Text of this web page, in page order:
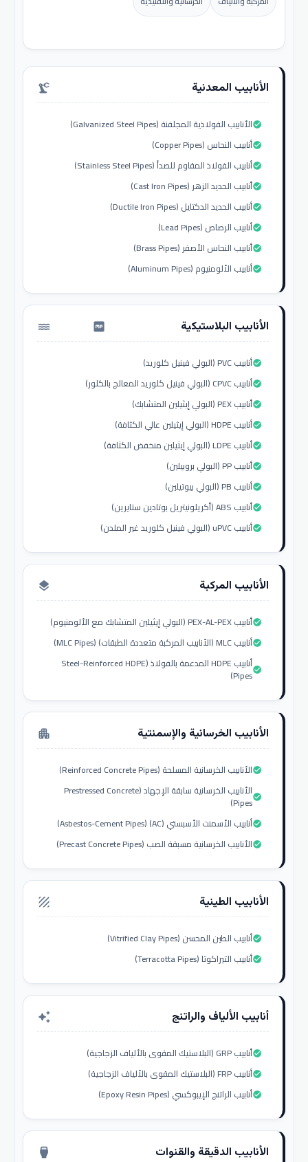
الأنابيب المعدنية precision_manufacturing
الأنابيب الفولاذية المجلفنة (Galvanized Steel Pipes)check_circle
أنابيب النحاس (Copper Pipes)check_circle
أنابيب الفولاذ المقاوم للصدأ (Stainless Steel Pipes)check_circle
أنابيب الحديد الزهر (Cast Iron Pipes)check_circle
أنابيب الحديد الدكتايل (Ductile Iron Pipes)check_circle
أنابيب الرصاص (Lead Pipes)check_circle
أنابيب النحاس الأصفر (Brass Pipes)check_circle
أنابيب الألومنيوم (Aluminum Pipes)check_circle
الأنابيب البلاستيكية water_pump
أنابيب PVC (البولي فينيل كلوريد)check_circle
أنابيب CPVC (البولي فينيل كلوريد المعالج بالكلور)check_circle
أنابيب PEX (البولي إيثيلين المتشابك)check_circle
أنابيب HDPE (البولي إيثيلين عالي الكثافة)check_circle
أنابيب LDPE (البولي إيثيلين منخفض الكثافة)check_circle
أنابيب PP (البولي بروبيلين)check_circle
أنابيب PB (البولي بيوتيلين)check_circle
أنابيب ABS (أكريلونيتريل بوتادين ستايرين)check_circle
أنابيب uPVC (البولي فينيل كلوريد غير الملدن)check_circle
الأنابيب المركبة layers
أنابيب PEX-AL-PEX (البولي إيثيلين المتشابك مع الألومنيوم)check_circle
أنابيب MLC (الأنابيب المركبة متعددة الطبقات) (MLC Pipes)check_circle
أنابيب HDPE المدعمة بالفولاذ (Steel-Reinforced HDPE
Pipes)check_circle
الأنابيب الخرسانية والإسمنتية apartment
الأنابيب الخرسانية المسلحة (Reinforced Concrete Pipes)check_circle
الأنابيب الخرسانية سابقة الإجهاد (Prestressed Concrete
Pipes)check_circle
أنابيب الأسمنت الأسبستي (AC) (Asbestos-Cement Pipes)check_circle
الأنابيب الخرسانية مسبقة الصب (Precast Concrete Pipes)check_circle
الأنابيب الطينية texture
أنابيب الطين المحسن (Vitrified Clay Pipes)check_circle
أنابيب التيراكوتا (Terracotta Pipes)check_circle
أنابيب الألياف والراتنج auto_awesome
أنابيب GRP (البلاستيك المقوى بالألياف الزجاجية)check_circle
أنابيب FRP (البلاستيك المقوى بالألياف الزجاجية)check_circle
أنابيب الراتنج الإيبوكسي (Epoxy Resin Pipes)check_circle
الأنابيب الدقيقة والقنوات settings_input_hdmi